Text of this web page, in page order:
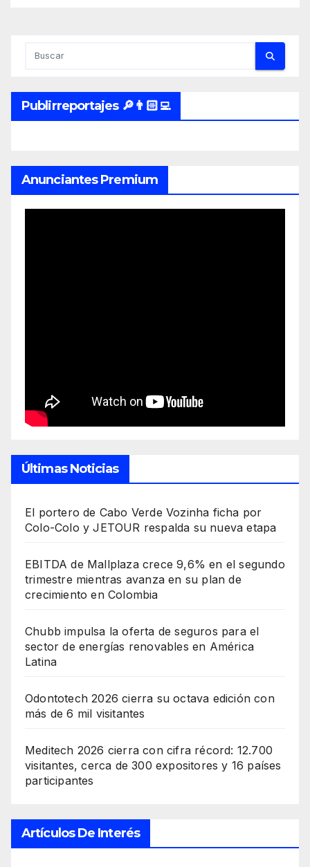
Publirreportajes 🔎👨🏻‍💻
Anunciantes Premium
Últimas Noticias
El portero de Cabo Verde Vozinha ficha por
Colo-Colo y JETOUR respalda su nueva etapa
EBITDA de Mallplaza crece 9,6% en el segundo
trimestre mientras avanza en su plan de
crecimiento en Colombia
Chubb impulsa la oferta de seguros para el
sector de energías renovables en América
Latina
Odontotech 2026 cierra su octava edición con
más de 6 mil visitantes
Meditech 2026 cierra con cifra récord: 12.700
visitantes, cerca de 300 expositores y 16 países
participantes
Artículos De Interés